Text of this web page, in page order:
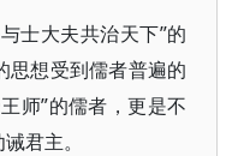
士大夫共治天下”的
思想受到儒者普遍的
师”的儒者，更是不
君主。